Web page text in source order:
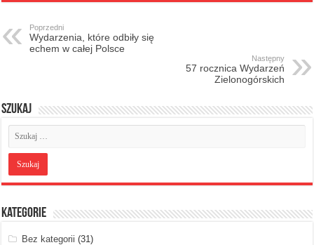
Poprzedni
Wydarzenia, które odbiły się
echem w całej Polsce
Następny
57 rocznica Wydarzeń
Zielonogórskich
Szukaj
Kategorie
Bez kategorii (31)